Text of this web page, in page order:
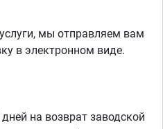
мы отправляем вам
в электронном виде.
на возврат заводской